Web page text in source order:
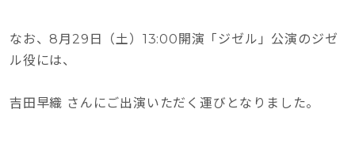
なお、8月29日（土）13:00開演「ジゼル」公演のジゼ
ル役には、
吉田早織 さんにご出演いただく運びとなりました。